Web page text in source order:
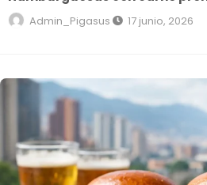
Admin_Pigasus 17 junio, 2026